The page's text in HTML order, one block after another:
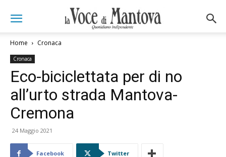
Home Cronaca
Cronaca
Eco-biciclettata per di no
all’urto strada Mantova-
Cremona
24 Maggio 2021
Facebook Twitter